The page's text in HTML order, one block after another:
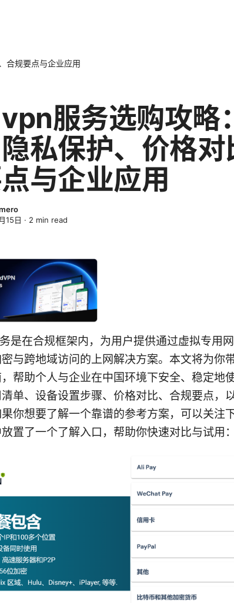
合规要点与企业应用
服务选购攻略
私保护、价格对
与企业应用
15日 · 2 min read
是在合规框架内，为用户提供通过虚拟专用
与跨地域访问的上网解决方案。本文将为你
帮助个人与企业在中国环境下安全、稳定地
单、设备设置步骤、价格对比、合规要点，
你想要了解一个靠谱的参考方案，可以关注
置了一个了解入口，帮助你快速对比与试用：